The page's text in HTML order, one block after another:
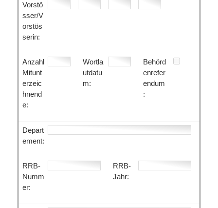
Vorstö
sser/V
orstös
serin:
Anzahl
Mitunt
erzeic
hnend
e:
Wortla
utdatu
m:
Behörd
enrefer
endum
:
Depart
ement:
RRB-
Numm
er:
RRB-
Jahr: